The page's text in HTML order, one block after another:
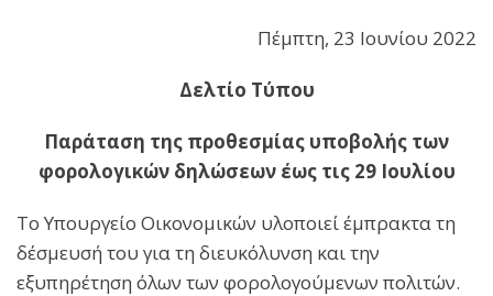
Πέμπτη, 23 Ιουνίου 2022
Δελτίο Τύπου
Παράταση της προθεσμίας υποβολής των
φορολογικών δηλώσεων έως τις 29 Ιουλίου
Το Υπουργείο Οικονομικών υλοποιεί έμπρακτα τη
δέσμευσή του για τη διευκόλυνση και την
εξυπηρέτηση όλων των φορολογούμενων πολιτών.